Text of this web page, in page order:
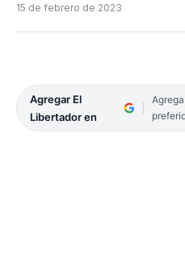
15 de febrero de 2023
Agregar El
Libertador en